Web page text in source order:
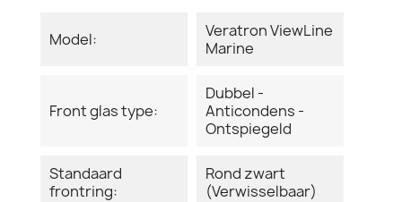
Model:
Veratron ViewLine
Marine
Front glas type:
Dubbel -
Anticondens -
Ontspiegeld
Standaard
frontring:
Rond zwart
(Verwisselbaar)